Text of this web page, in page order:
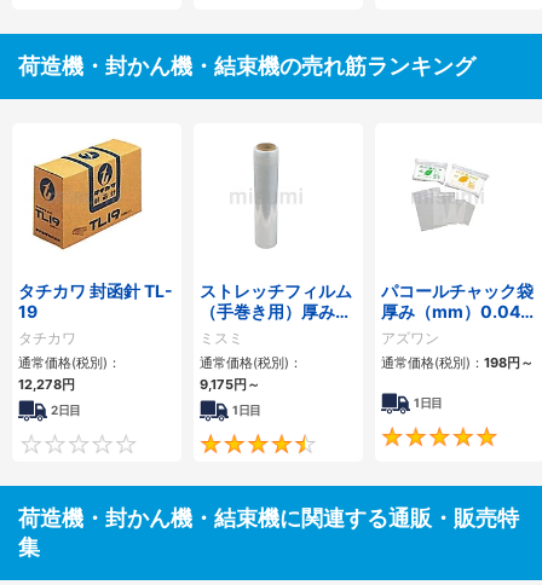
荷造機・封かん機・結束機の売れ筋ランキング
タチカワ 封函針 TL-
19
タチカワ
通常価格(税別)：
12,278円
2日目
0
ストレッチフィルム
（手巻き用）厚み
8μm・12μm・
15μm・18μm
ミスミ
通常価格(税別)：
9,175円 ～
1日目
4.6
パコールチャック袋
厚み（mm）0.04／
0.08
アズワン
通常価格(税別)： 198円 ～
1日目
荷造機・封かん機・結束機に関連する通販・販売特
集